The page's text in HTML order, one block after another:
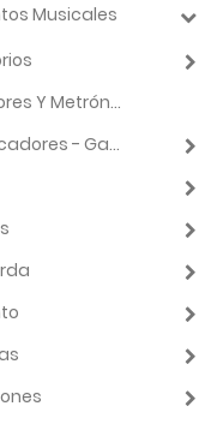
Musicales
Y Metrónomos
- Gabinetes - Combos